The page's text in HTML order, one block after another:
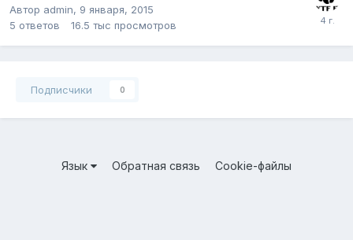
Автор admin, 9 января, 2015
5 ответов 16.5 тыс просмотров
Подписчики 0
Язык Обратная связь Cookie-файлы